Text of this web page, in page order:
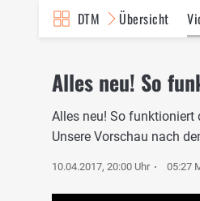
DTM Übersicht
Alles neu! So
Alles neu! So funktioniert
Unsere Vorschau nach
10.04.2017, 20:00 Uhr 05:27